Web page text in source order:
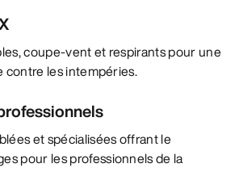
coupe-vent et respirants pour une
les intempéries.
et spécialisées offrant le
pour les professionnels de la